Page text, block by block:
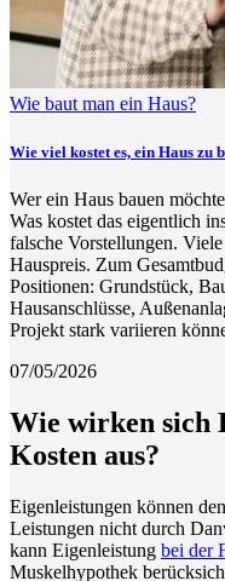
Wie baut man ein Haus?
Wie viel kostet es, ein Haus zu
Wer ein Haus bauen
Was kostet das eigentlich
falsche Vorstellungen.
Hauspreis. Zum
Positionen: Grundstück,
Hausanschlüsse,
Projekt stark variieren
07/05/2026
Wie wirken sich
Kosten aus?
Eigenleistungen können
Leistungen nicht durch
kann Eigenleistung bei der
Muskelhypothek